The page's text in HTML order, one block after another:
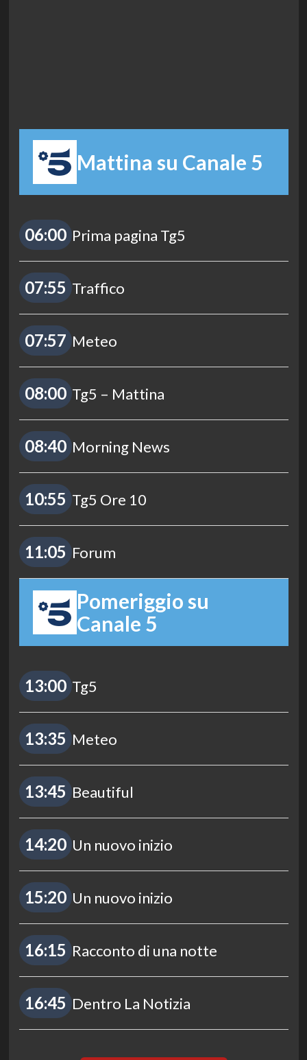
Mattina su Canale 5
06:00 Prima pagina Tg5
07:55 Traffico
07:57 Meteo
08:00 Tg5 – Mattina
08:40 Morning News
10:55 Tg5 Ore 10
11:05 Forum
Pomeriggio su
Canale 5
13:00 Tg5
13:35 Meteo
13:45 Beautiful
14:20 Un nuovo inizio
15:20 Un nuovo inizio
16:15 Racconto di una notte
16:45 Dentro La Notizia